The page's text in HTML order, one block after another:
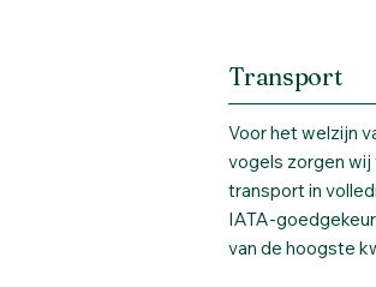
Transport
Voor het welzijn
vogels zorgen wij
transport in
IATA-
van de hoogste